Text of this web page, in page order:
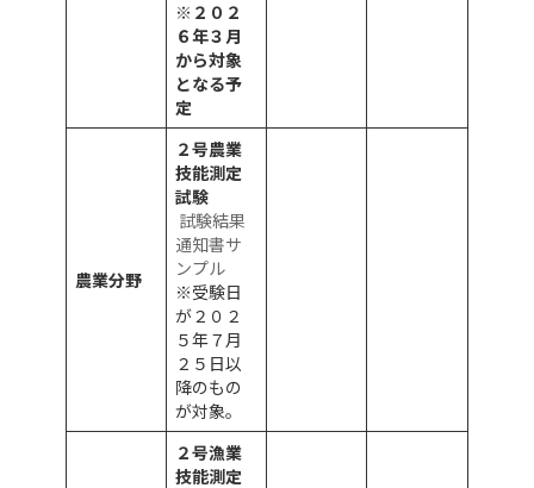
※２０２
６年３月
から対象
となる予
定
農業分野
２号農業
技能測定
試験
試験結果
通知書サ
ンプル
※受験日
が２０２
５年７月
２５日以
降のもの
が対象。
２号漁業
技能測定